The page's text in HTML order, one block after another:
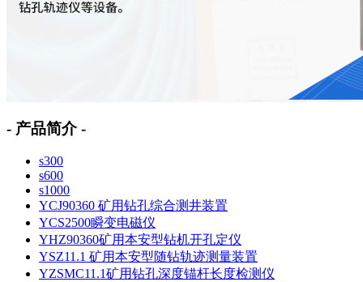
- 产品简介 -
s300
s600
s1000
YCJ90360 矿用钻孔综合测井装置
YCS2500瞬变电磁仪
YHZ90360矿用本安型钻机开孔定仪
YSZ11.1 矿用本安型随钻轨迹测量装置
YZSMC11.1矿用钻孔深度锚杆长度检测仪